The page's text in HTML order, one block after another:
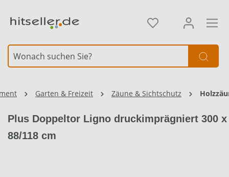
Garten & Freizeit Zäune & Sichtschutz
Plus Doppeltor Ligno druckimprägniert 300 x
88/118 cm